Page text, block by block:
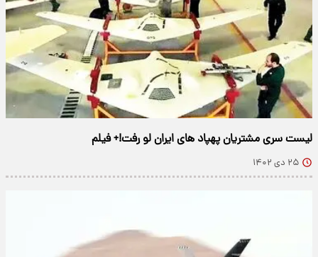
لیست سری مشتریان پهپاد های ایران لو رفت!+ فیلم
۲۵ دی ۱۴۰۲